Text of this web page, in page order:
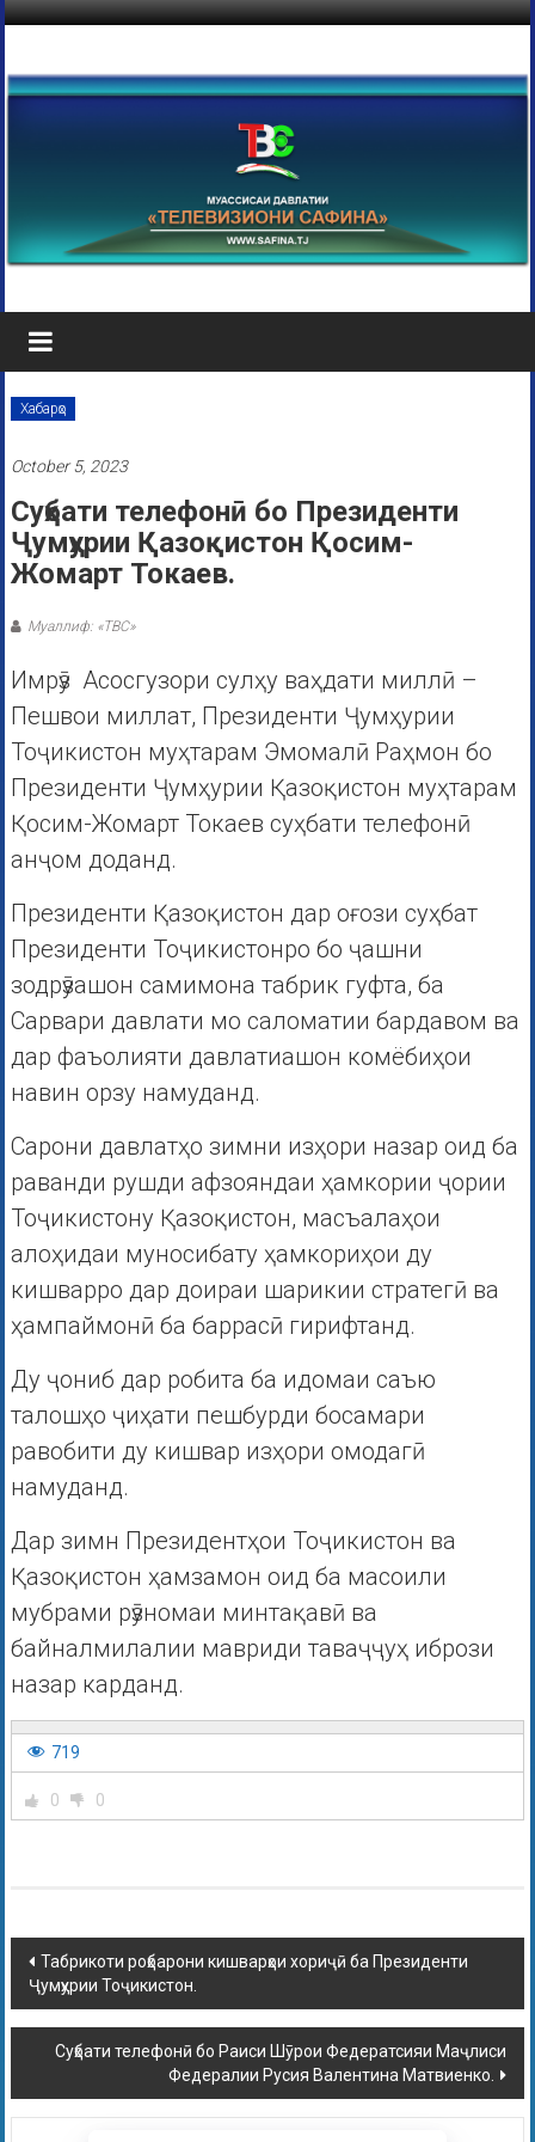
Хабарҳо
October 5, 2023
Суҳбати телефонӣ бо Президенти
Ҷумҳурии Қазоқистон Қосим-
Жомарт Токаев.
Муаллиф: «ТВС»
Имрӯз Асосгузори сулҳу ваҳдати миллӣ –
Пешвои миллат, Президенти Ҷумҳурии
Тоҷикистон муҳтарам Эмомалӣ Раҳмон бо
Президенти Ҷумҳурии Қазоқистон муҳтарам
Қосим-Жомарт Токаев суҳбати телефонӣ
анҷом доданд.
Президенти Қазоқистон дар оғози суҳбат
Президенти Тоҷикистонро бо ҷашни
зодрӯзашон самимона табрик гуфта, ба
Сарвари давлати мо саломатии бардавом ва
дар фаъолияти давлатиашон комёбиҳои
навин орзу намуданд.
Сарони давлатҳо зимни изҳори назар оид ба
раванди рушди афзояндаи ҳамкории ҷории
Тоҷикистону Қазоқистон, масъалаҳои
алоҳидаи муносибату ҳамкориҳои ду
кишварро дар доираи шарикии стратегӣ ва
ҳампаймонӣ ба баррасӣ гирифтанд.
Ду ҷониб дар робита ба идомаи саъю
талошҳо ҷиҳати пешбурди босамари
равобити ду кишвар изҳори омодагӣ
намуданд.
Дар зимн Президентҳои Тоҷикистон ва
Қазоқистон ҳамзамон оид ба масоили
мубрами рӯзномаи минтақавӣ ва
байналмилалии мавриди таваҷҷуҳ ибрози
назар карданд.
719
0 0
Табрикоти роҳбарони кишварҳои хориҷӣ ба Президенти
Ҷумҳурии Тоҷикистон.
Суҳбати телефонӣ бо Раиси Шӯрои Федератсияи Маҷлиси
Федералии Русия Валентина Матвиенко.